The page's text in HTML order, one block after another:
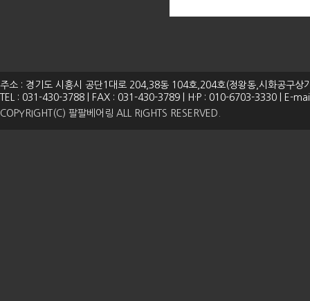
주소 : 경기도 시흥시 공단1대로 204,38동 104호,204호(정왕동,시화공구상
TEL : 031-430-3788 | FAX : 031-430-3789 | H·P : 010-6703-3330 | E-
COPYRIGHT(C) 팔팔베어링 ALL RIGHTS RESERVED.